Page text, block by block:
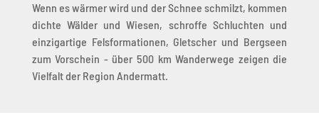
Wenn es wärmer wird und der Schnee schmilzt, kommen
dichte Wälder und Wiesen, schroffe Schluchten und
einzigartige Felsformationen, Gletscher und Bergseen
zum Vorschein - über 500 km Wanderwege zeigen die
Vielfalt der Region Andermatt.